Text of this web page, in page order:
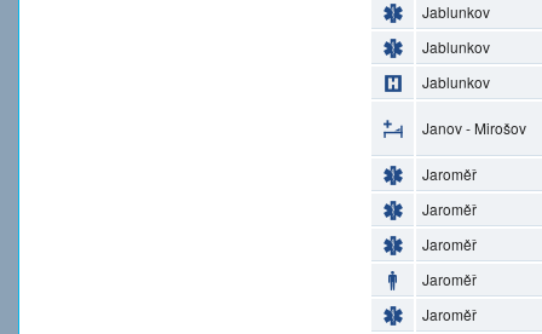
Jablunkov
Jablunkov
Jablunkov
Janov - Mirošov
Jaroměř
Jaroměř
Jaroměř
Jaroměř
Jaroměř